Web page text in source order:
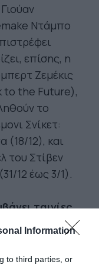
Information
to third parties, or
Ντάμπο
επίσης, η
Ζεμέκις
to the Future),
το
Σνίκετ:
(18/12), και
του Στίβεν
12 έως 3/1).
ταινίες
(8/12),
2 (13/12), τα 3